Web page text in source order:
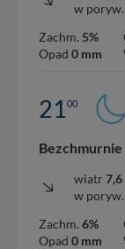
w poryw.
Zachm. 5%
Opad 0 mm
2100
Bezchmurnie
wiatr
w poryw.
Zachm. 6%
Opad 0 mm